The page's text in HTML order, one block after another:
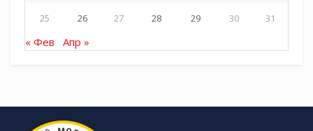
25 26 27 28 29 30 31
« Фев Апр »